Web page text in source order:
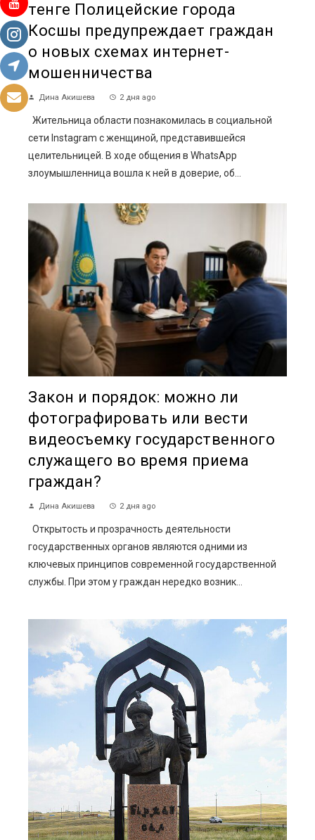
тенге Полицейские города
Косшы предупреждает граждан
о новых схемах интернет-
мошенничества
Дина Акишева 2 дня ago
Жительница области познакомилась в социальной
сети Instagram с женщиной, представившейся
целительницей. В ходе общения в WhatsApp
злоумышленница вошла к ней в доверие, об...
Закон и порядок: можно ли
фотографировать или вести
видеосъемку государственного
служащего во время приема
граждан?
Дина Акишева 2 дня ago
Открытость и прозрачность деятельности
государственных органов являются одними из
ключевых принципов современной государственной
службы. При этом у граждан нередко возник...